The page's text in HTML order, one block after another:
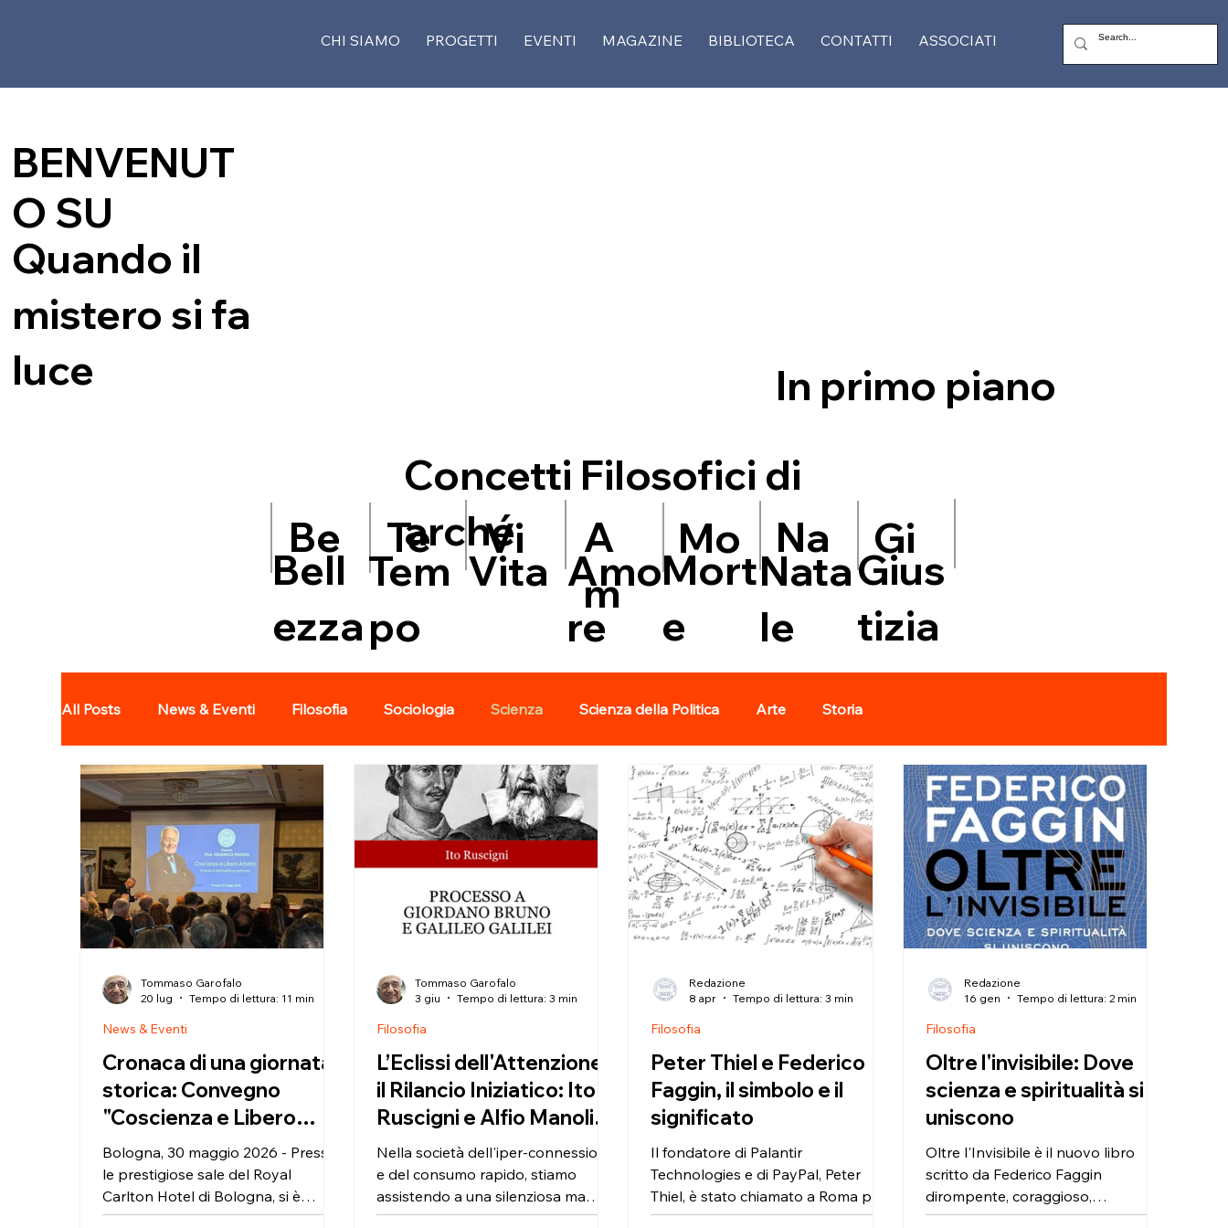
CHI SIAMO PROGETTI EVENTI MAGAZINE BIBLIOTECA CONTATTI ASSOCIATI
Quando il
mistero si fa
luce
BENVENUT
O SU
Bell
ezza
Be
Concetti Filosofici di
arché
Te
Tem
po
Vi
Vita
A
m
Amo
re
Mo
Mort
e
Na
Nata
le
Gi
Gius
tizia
In primo piano
All Posts News & Eventi Filosofia Sociologia Scienza Scienza della Politica Arte Storia
Cronaca di una giornata
storica: Convegno
"Coscienza e Libero
Arbitrio - Scienza e
Spiritualità a confronto"
Bologna, 30 maggio 2026 - Presso
le prestigiose sale del Royal
Carlton Hotel di Bologna, si è
svolta l'Assemblea Annuale
News & Eventi
Tommaso Garofalo
20 lug
Tempo di lettura: 11 min
L’Eclissi dell'Attenzione e
il Rilancio Iniziatico: Ito
Ruscigni e Alfio Manoli
contro la Deriva della
Società Superficiale
​Nella società dell'iper-connessione
e del consumo rapido, stiamo
assistendo a una silenziosa ma
drammatica transizione: la caduta
Filosofia
Tommaso Garofalo
3 giu
Tempo di lettura: 3 min
Peter Thiel e Federico
Faggin, il simbolo e il
significato
Il fondatore di Palantir
Technologies e di PayPal, Peter
Thiel, è stato chiamato a Roma per
partecipare a una serie di incontri, a
Filosofia
Redazione
8 apr
Tempo di lettura: 3 min
Oltre l'invisibile: Dove
scienza e spiritualità si
uniscono
Oltre l'Invisibile è il nuovo libro
scritto da Federico Faggin
dirompente, coraggioso,
profondissimo eppure
Filosofia
Redazione
16 gen
Tempo di lettura: 2 min